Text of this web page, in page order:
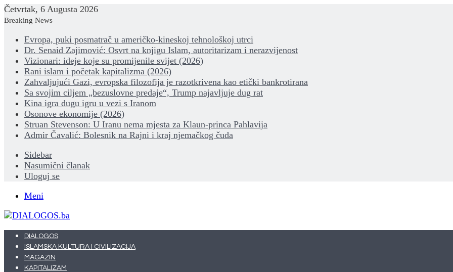
Četvrtak, 6 Augusta 2026
Breaking News
Evropa, puki posmatrač u američko-kineskoj tehnološkoj utrci
Dr. Senaid Zajimović: Osvrt na knjigu Islam, autoritarizam i nerazvijenost
Vizionari: ideje koje su promijenile svijet (2026)
Rani islam i početak kapitalizma (2026)
Zahvaljujući Gazi, evropska filozofija je razotkrivena kao etički bankrotirana
Sa svojim ciljem „bezuslovne predaje“, Trump najavljuje dug rat
Kina igra dugu igru u vezi s Iranom
Osonove ekonomije (2026)
Struan Stevenson: U Iranu nema mjesta za Klaun-princa Pahlavija
Admir Čavalić: Bolesnik na Rajni i kraj njemačkog čuda
Sidebar
Nasumični članak
Uloguj se
Meni
DIALOGOS
ISLAMSKA KULTURA I CIVILIZACIJA
MAGAZIN
KAPITALIZAM